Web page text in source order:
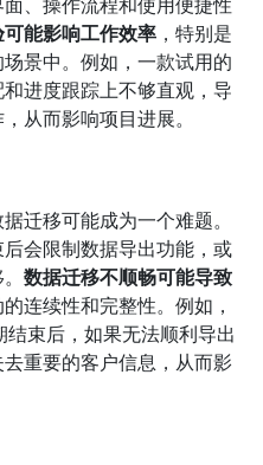
能影响工作效率 ，特别是
景中。例如，一款试用的
进度跟踪上不够直观，导
从而影响项目进展。
迁移可能成为一个难题。
会限制数据导出功能，或
。数据迁移不顺畅可能导致
连续性和完整性。例如，
束后，如果无法顺利导出
重要的客户信息，从而影